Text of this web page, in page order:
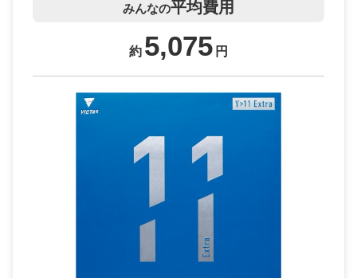
みんなの平均費用
約 5,075 円